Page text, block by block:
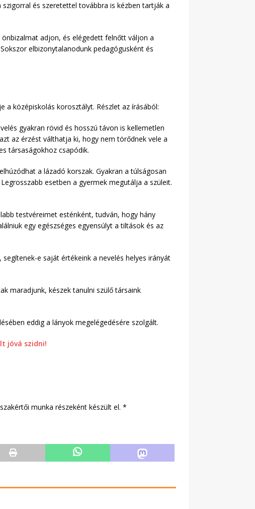
szigorral és szeretettel továbbra is kézben tartják a
adjon, és elégedett felnőtt váljon a
elbizonytalanodunk pedagógusként és
a középiskolás korosztályt. Részlet az írásából:
gyakran rövid és hosszú távon is kellemetlen
az érzést válthatja ki, hogy nem törődnek vele a
társaságokhoz csapódik.
a lázadó korszak. Gyakran a túlságosan
esetben a gyermek megutálja a szüleit.
testvéreimet esténként, tudván, hogy hány
egy egészséges egyensúlyt a tiltások és az
e saját értékeink a nevelés helyes irányát
maradjunk, készek tanulni szülő társaink
eddig a lányok megelégedésére szolgált.
jóvá szidni!
munka részeként készült el. *